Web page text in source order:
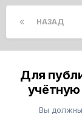
НАЗАД
Для
учётную
Вы должны